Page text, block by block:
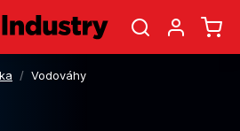
/ Vodováhy